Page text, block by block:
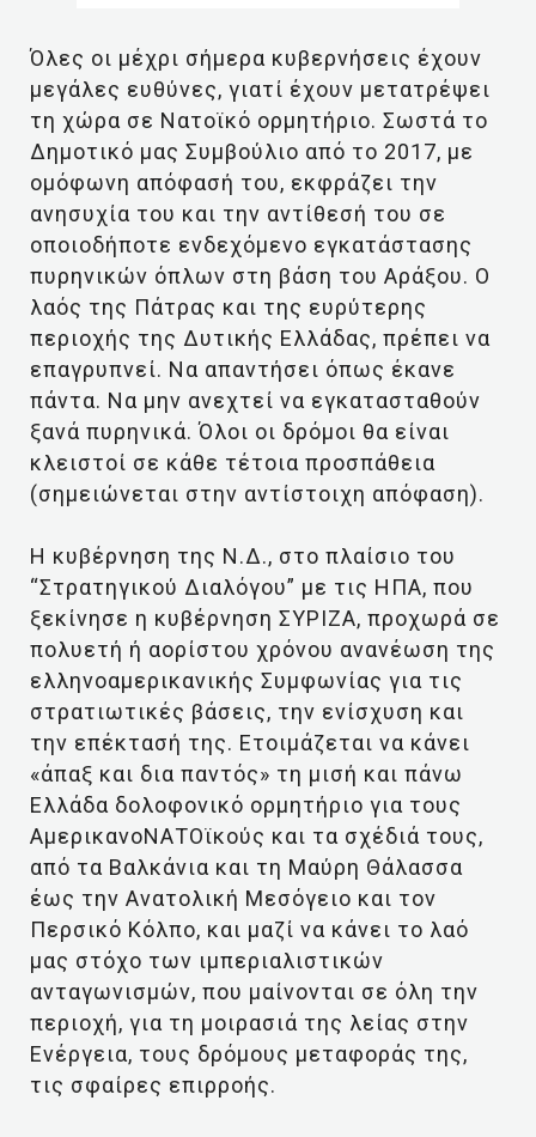
Όλες οι μέχρι σήμερα κυβερνήσεις έχουν
μεγάλες ευθύνες, γιατί έχουν μετατρέψει
τη χώρα σε Νατοϊκό ορμητήριο. Σωστά το
Δημοτικό μας Συμβούλιο από το 2017, με
ομόφωνη απόφασή του, εκφράζει την
ανησυχία του και την αντίθεσή του σε
οποιοδήποτε ενδεχόμενο εγκατάστασης
πυρηνικών όπλων στη βάση του Αράξου. Ο
λαός της Πάτρας και της ευρύτερης
περιοχής της Δυτικής Ελλάδας, πρέπει να
επαγρυπνεί. Να απαντήσει όπως έκανε
πάντα. Να μην ανεχτεί να εγκατασταθούν
ξανά πυρηνικά. Όλοι οι δρόμοι θα είναι
κλειστοί σε κάθε τέτοια προσπάθεια
(σημειώνεται στην αντίστοιχη απόφαση).
Η κυβέρνηση της Ν.Δ., στο πλαίσιο του
“Στρατηγικού Διαλόγου” με τις ΗΠΑ, που
ξεκίνησε η κυβέρνηση ΣΥΡΙΖΑ, προχωρά σε
πολυετή ή αορίστου χρόνου ανανέωση της
ελληνοαμερικανικής Συμφωνίας για τις
στρατιωτικές βάσεις, την ενίσχυση και
την επέκτασή της. Ετοιμάζεται να κάνει
«άπαξ και δια παντός» τη μισή και πάνω
Ελλάδα δολοφονικό ορμητήριο για τους
ΑμερικανοΝΑΤΟϊκούς και τα σχέδιά τους,
από τα Βαλκάνια και τη Μαύρη Θάλασσα
έως την Ανατολική Μεσόγειο και τον
Περσικό Κόλπο, και μαζί να κάνει το λαό
μας στόχο των ιμπεριαλιστικών
ανταγωνισμών, που μαίνονται σε όλη την
περιοχή, για τη μοιρασιά της λείας στην
Ενέργεια, τους δρόμους μεταφοράς της,
τις σφαίρες επιρροής.